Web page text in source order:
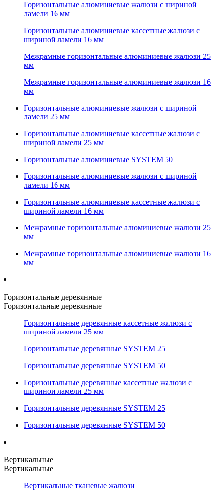
Горизонтальные алюминиевые жалюзи с шириной
ламели 16 мм
Горизонтальные алюминиевые кассетные жалюзи с
шириной ламели 16 мм
Межрамные горизонтальные алюминиевые жалюзи 25
мм
Межрамные горизонтальные алюминиевые жалюзи 16
мм
Горизонтальные алюминиевые жалюзи с шириной
ламели 25 мм
Горизонтальные алюминиевые кассетные жалюзи с
шириной ламели 25 мм
Горизонтальные алюминиевые SYSTEM 50
Горизонтальные алюминиевые жалюзи с шириной
ламели 16 мм
Горизонтальные алюминиевые кассетные жалюзи с
шириной ламели 16 мм
Межрамные горизонтальные алюминиевые жалюзи 25
мм
Межрамные горизонтальные алюминиевые жалюзи 16
мм
Горизонтальные деревянные
Горизонтальные деревянные
Горизонтальные деревянные кассетные жалюзи с
шириной ламели 25 мм
Горизонтальные деревянные SYSTEM 25
Горизонтальные деревянные SYSTEM 50
Горизонтальные деревянные кассетные жалюзи с
шириной ламели 25 мм
Горизонтальные деревянные SYSTEM 25
Горизонтальные деревянные SYSTEM 50
Вертикальные
Вертикальные
Вертикальные тканевые жалюзи